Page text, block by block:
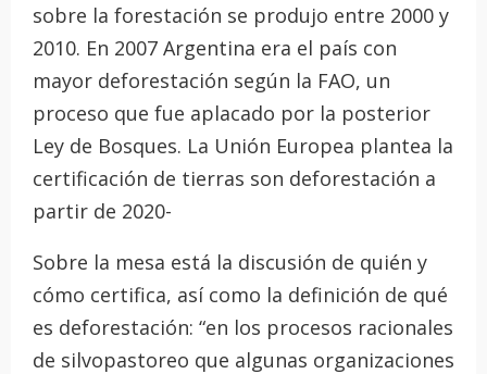
sobre la forestación se produjo entre 2000 y
2010. En 2007 Argentina era el país con
mayor deforestación según la FAO, un
proceso que fue aplacado por la posterior
Ley de Bosques. La Unión Europea plantea la
certificación de tierras son deforestación a
partir de 2020-
Sobre la mesa está la discusión de quién y
cómo certifica, así como la definición de qué
es deforestación: “en los procesos racionales
de silvopastoreo que algunas organizaciones